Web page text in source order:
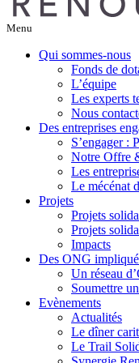
Menu
Qui sommes-nous
Fonds de
L’équipe
Les experts
Nous
Des entreprises
S’engager :
Notre Offre
Les
Le mécénat
Projets
Projets
Projets
Impacts
Des ONG
Un réseau
Soumettre
Evènements
Actualités
Le dîner
Le Trail